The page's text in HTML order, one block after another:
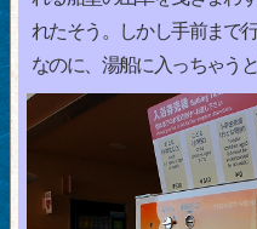
れたそう。しかし手前まで
なのに、湯船に入っちゃう